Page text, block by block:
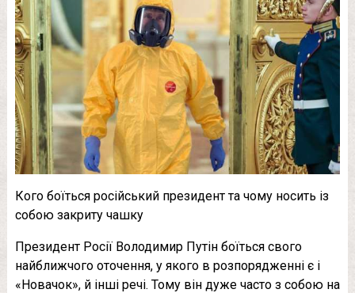
Кого боїться російський президент та чому носить із
собою закриту чашку
Президент Росії Володимир Путін боїться свого
найближчого оточення, у якого в розпорядженні є і
«Новачок», й інші речі. Тому він дуже часто з собою на